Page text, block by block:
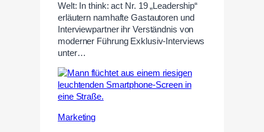
Welt: In think: act Nr. 19 „Leadership“
erläutern namhafte Gastautoren und
Interviewpartner ihr Verständnis von
moderner Führung Exklusiv-Interviews
unter…
Marketing